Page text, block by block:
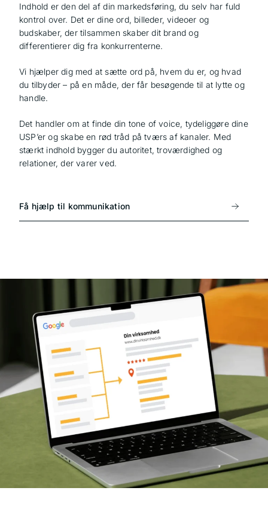
Indhold er den del af din markedsføring, du selv har fuld
kontrol over. Det er dine ord, billeder, videoer og
budskaber, der tilsammen skaber dit brand og
differentierer dig fra konkurrenterne.
Vi hjælper dig med at sætte ord på, hvem du er, og hvad
du tilbyder – på en måde, der får besøgende til at lytte og
handle.
Det handler om at finde din tone of voice, tydeliggøre dine
USP’er og skabe en rød tråd på tværs af kanaler. Med
stærkt indhold bygger du autoritet, troværdighed og
relationer, der varer ved.
Få hjælp til kommunikation